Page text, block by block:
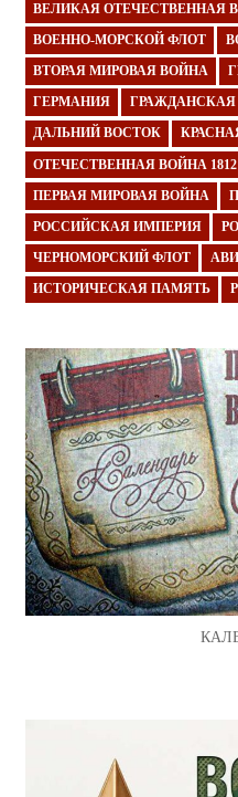
ВЕЛИКАЯ ОТЕЧЕСТВЕННАЯ
ВОЕННО-МОРСКОЙ ФЛОТ
ВТОРАЯ МИРОВАЯ ВОЙНА
ГЕРМАНИЯ ГРАЖДАНСКАЯ
ДАЛЬНИЙ ВОСТОК
ОТЕЧЕСТВЕННАЯ ВОЙНА
ПЕРВАЯ МИРОВАЯ ВОЙНА
РОССИЙСКАЯ ИМПЕРИЯ
ЧЕРНОМОРСКИЙ ФЛОТ
ИСТОРИЧЕСКАЯ ПАМЯТЬ